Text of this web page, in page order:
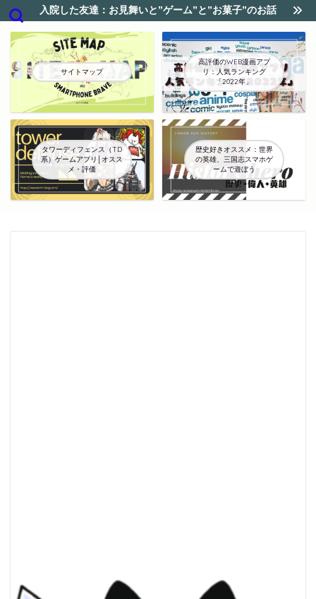
入院した友達：お見舞いと”ゲーム”と”お菓子”のお話
サイトマップ
高評価のWEB漫画アプ
リ：人気ランキング
「2022年」
タワーディフェンス（TD
系）ゲームアプリ│オスス
メ・評価
歴史好きオススメ：世界
の英雄、三国志スマホゲ
ームで遊ぼう